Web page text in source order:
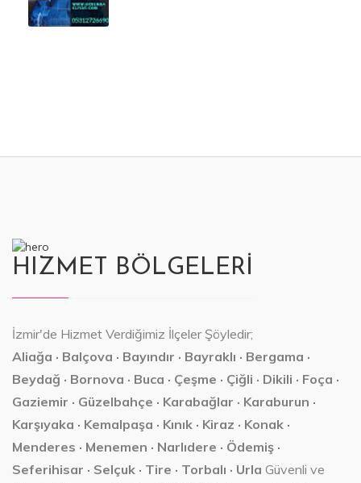
HIZMET BÖLGELERİ
İzmir'de Hizmet Verdiğimiz İlçeler Şöyledir;
Aliağa · Balçova · Bayındır · Bayraklı · Bergama ·
Beydağ · Bornova · Buca · Çeşme · Çiğli · Dikili · Foça ·
Gaziemir · Güzelbahçe · Karabağlar · Karaburun ·
Karşıyaka · Kemalpaşa · Kınık · Kiraz · Konak ·
Menderes · Menemen · Narlıdere · Ödemiş ·
Seferihisar · Selçuk · Tire · Torbalı · Urla Güvenli ve